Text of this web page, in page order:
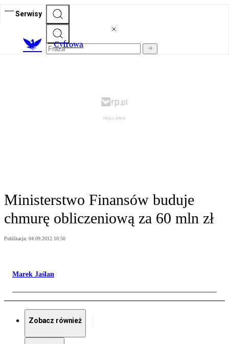
Serwisy
Cyfrowa
Ministerstwo Finansów buduje
chmurę obliczeniową za 60 mln zł
Publikacja: 04.09.2012 10:50
Marek Jaślan
Zobacz również